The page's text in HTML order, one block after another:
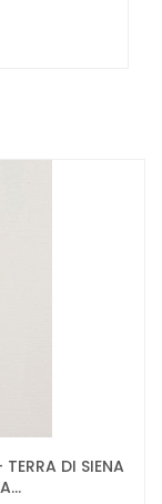
DI SIENA